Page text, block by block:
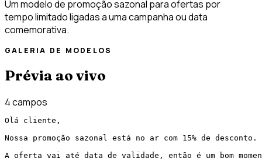
Um modelo de promoção sazonal para ofertas por
tempo limitado ligadas a uma campanha ou data
comemorativa.
GALERIA DE MODELOS
Prévia ao vivo
4 campos
Olá cliente,
Nossa promoção sazonal está no ar com 15% de desconto.
A oferta vai até data de validade, então é um bom